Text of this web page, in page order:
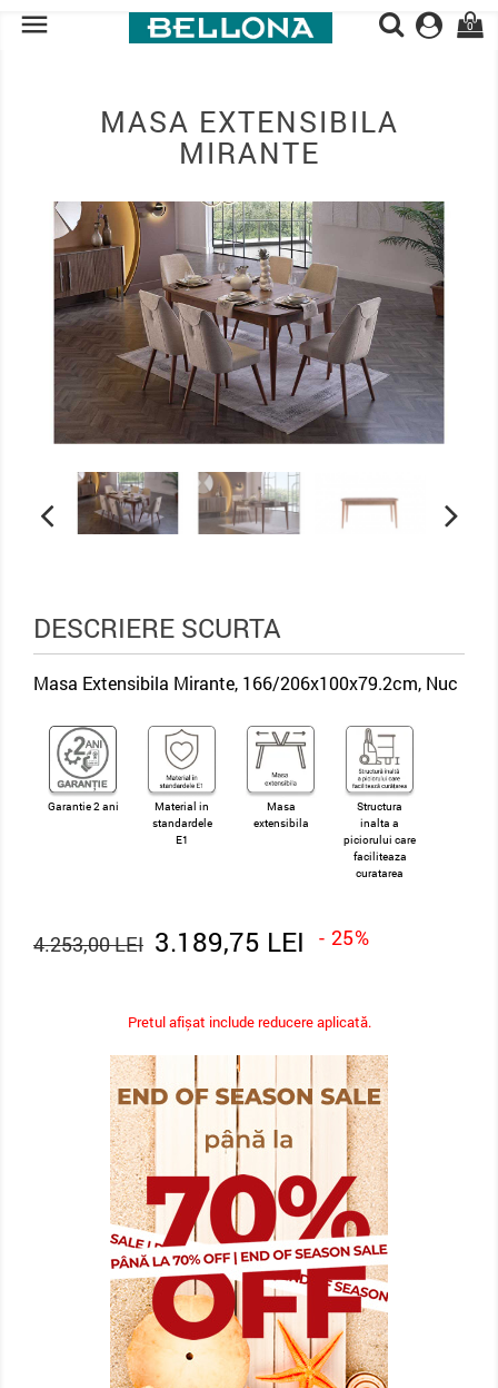
 0
MASA EXTENSIBILA
MIRANTE
DESCRIERE SCURTA
Masa Extensibila Mirante, 166/206x100x79.2cm, Nuc
Garantie 2 ani
Material in
standardele
E1
Masa
extensibila
Structura
inalta a
piciorului care
faciliteaza
curatarea
3.189,75 LEI - 25%
4.253,00 LEI
Pretul afișat include reducere aplicată.